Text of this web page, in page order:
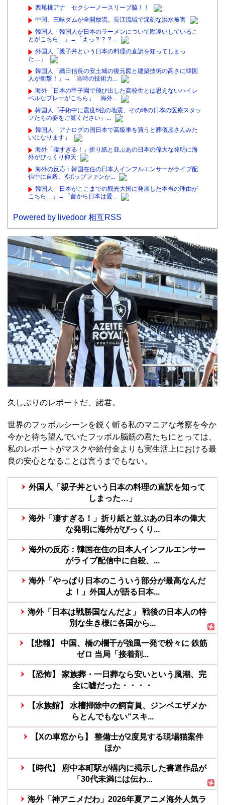
西尾桃アナ セクシーノースリーブ脇！！
中国、三峡ダムが全開放流。長江流域で深刻な洪水被害
韓国人「韓国人が日本のラーメンについて勘違いしているこ
とがこちら…」→「えっ？？？...
外国人「親子丼という日本の料理の直訳を知ってしまっ
た…」
韓国人「織田信長の安土城の復元図と建築技術の高さに韓国
人が衝撃！」→「当時の技術力...
海外「日本の甲子園で飛び出した高校生とは思えないハイレ
ベルなプレーがこちら」 海外...
韓国人「手術中に震度6強の地震、その時の日本の医療スタッ
フたちの姿をご覧ください」...
韓国人「アナログの国日本で高級車を買うと葬儀屋さんみた
いになります」
海外「凄すぎる！」折り紙と並ぶあの日本の偉大な発明に海
外がびっくり仰天
海外の反応：韓国在住の日本人インフルエンサーがライブ配
信中に自殺、Kポップファンか...
韓国人「日本がここまでの観光大国に発展した本当の理由が
こちら…」→「昔から日本は愛...
Powered by livedoor 相互RSS
久しぶりのレポートだ、諸君。
世界のフッボルシーンを鋭く斬る私のマニアな考察を今か
今かと待ち望んでいたフッボル脳筋の君たちにとっては、
私のレポートがマスクや給付金よりも実生活上における最
良の安心となることは言うまでもない。
外国人「親子丼という日本の料理の直訳を知って
しまった…」
海外「凄すぎる！」折り紙と並ぶあの日本の偉大
な発明に海外がびっくり...
海外の反応：韓国在住の日本人インフルエンサー
がライブ配信中に自殺、...
海外「やっぱり日本のこういう部分が最高なんだ
よ！」外国人が語る日本...
海外「日本は戦勝国なんだよ」 戦後の日本人の特
別な生き様に各国から...
【悲報】 中国、橋の欄干が強風一発で粉々に 鉄筋
ゼロ 当局「接着剤...
【恐怖】 家族葬・一日葬なら安いという風潮、完
全に嘘だった・・・・
【水族館】 水槽掃除中の飼育員、ジンベエザメか
らとんでもない“スキ...
【Xの車窓から】 整備士が2度見する現場猫案件
ほか
【時代】 府中本町駅が構内に掲示した書道作品が
「30代未満には伝わ...
海外「神アニメだわ」2026年夏アニメ海外人気ラ